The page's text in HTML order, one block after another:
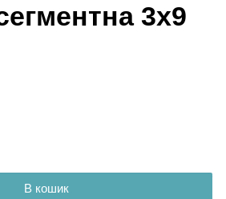
3х9
В кошик